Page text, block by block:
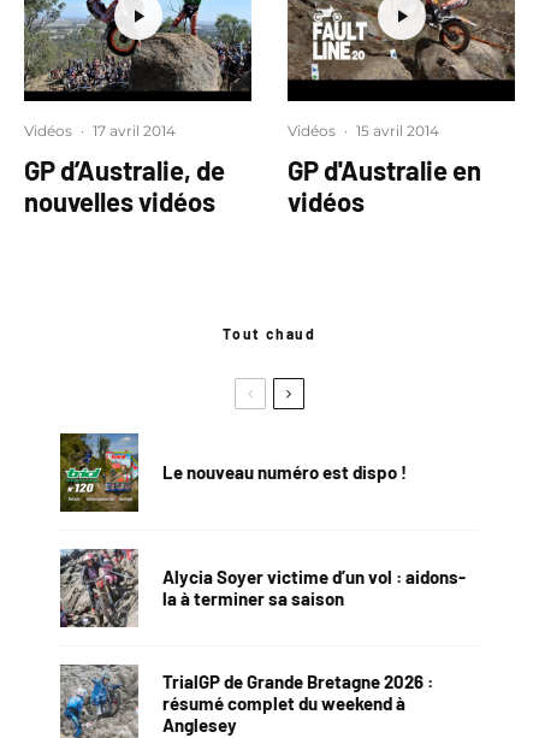
Vidéos · 17 avril 2014
GP d’Australie, de
nouvelles vidéos
Vidéos · 15 avril 2014
GP d'Australie en
vidéos
Tout chaud
Le nouveau numéro est dispo !
Alycia Soyer victime d’un vol : aidons-
la à terminer sa saison
TrialGP de Grande Bretagne 2026 :
résumé complet du weekend à
Anglesey